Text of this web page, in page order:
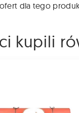
dla tego
kupili